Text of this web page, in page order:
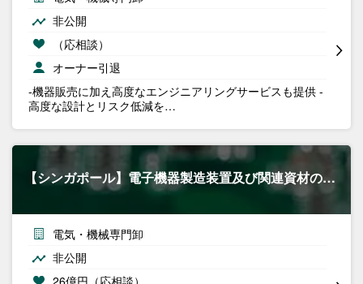
非公開
（応相談）
オーナー引退
-機器販売に加え高度なエンジニアリングサービスも提供 -
高度な設計とリスク低減を…
【シンガポール】電子機器製造装置及び関連資材の…
電気・機械専門卸
非公開
26億円（応相談）